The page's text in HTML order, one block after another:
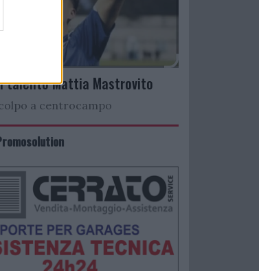
talento Mattia Mastrovito
a centrocampo